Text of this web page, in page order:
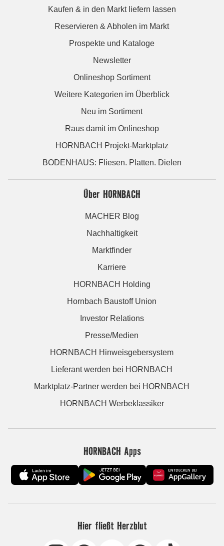
Kaufen & in den Markt liefern lassen
Reservieren & Abholen im Markt
Prospekte und Kataloge
Newsletter
Onlineshop Sortiment
Weitere Kategorien im Überblick
Neu im Sortiment
Raus damit im Onlineshop
HORNBACH Projekt-Marktplatz
BODENHAUS: Fliesen. Platten. Dielen
Über HORNBACH
MACHER Blog
Nachhaltigkeit
Marktfinder
Karriere
HORNBACH Holding
Hornbach Baustoff Union
Investor Relations
Presse/Medien
HORNBACH Hinweisgebersystem
Lieferant werden bei HORNBACH
Marktplatz-Partner werden bei HORNBACH
HORNBACH Werbeklassiker
HORNBACH Apps
Hier fließt Herzblut